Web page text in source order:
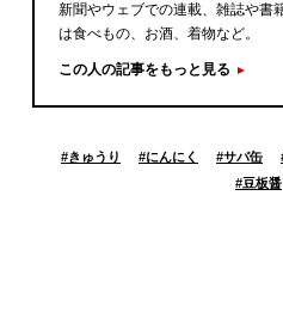
新聞やウェブでの連載、雑誌や書
は食べもの、お酒、着物など。
この人の記事をもっと見る
#きゅうり #にんにく #サバ缶
#豆板醤